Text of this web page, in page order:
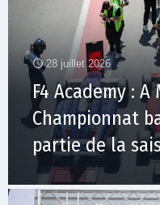
28 juillet 2026
F4 Academy :
Championnat
partie de la